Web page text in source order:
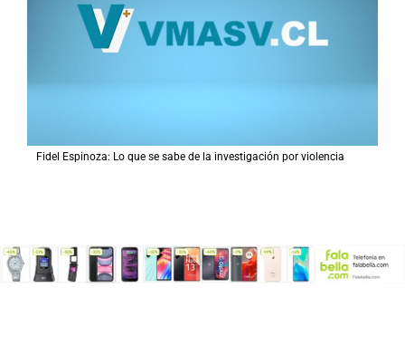
Fidel Espinoza: Lo que se sabe de la investigación por violencia